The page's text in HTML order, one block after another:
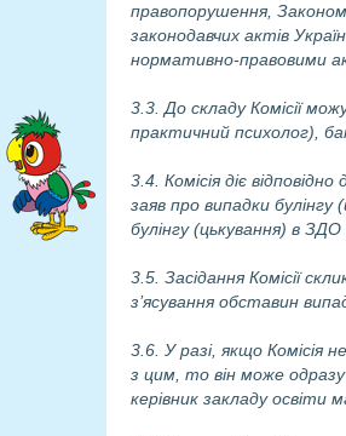
правопорушення,
законодавчих актів
нормативно-правовими
3.3. До складу Комісії
практичний психолог),
3.4. Комісія діє
заяв про випадки
булінгу (цькування) в
3.5. Засідання Комісії
з’ясування обставин
3.6. У разі, якщо Комісія
з цим, то він може одразу
керівник закладу